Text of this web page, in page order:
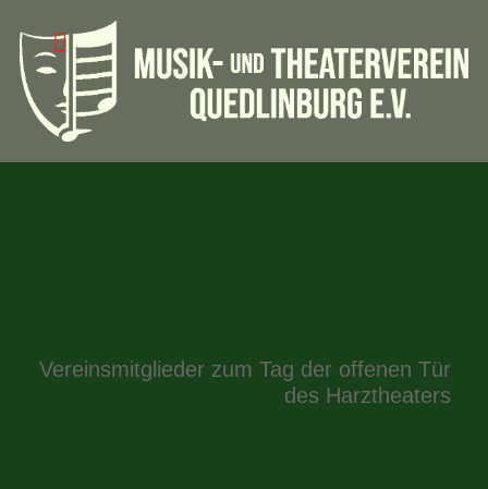
Vereinsmitglieder zum Tag der offenen Tür
des Harztheaters